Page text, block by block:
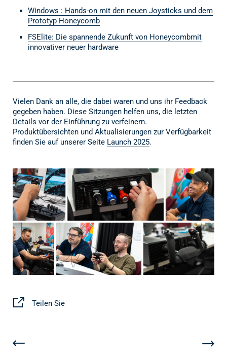
Windows : Hands-on mit den neuen Joysticks und dem
Prototyp Honeycomb
FSElite: Die spannende Zukunft von Honeycombmit
innovativer neuer hardware
Vielen Dank an alle, die dabei waren und uns ihr Feedback
gegeben haben. Diese Sitzungen helfen uns, die letzten
Details vor der Einführung zu verfeinern.
Produktübersichten und Aktualisierungen zur Verfügbarkeit
finden Sie auf unserer Seite Launch 2025.
Teilen Sie